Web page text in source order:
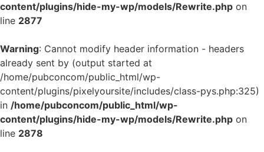
content/plugins/hide-my-wp/models/Rewrite.php on
line 2877
Warning: Cannot modify header information - headers
already sent by (output started at
/home/pubconcom/public_html/wp-
content/plugins/pixelyoursite/includes/class-pys.php:325)
in /home/pubconcom/public_html/wp-
content/plugins/hide-my-wp/models/Rewrite.php on
line 2878